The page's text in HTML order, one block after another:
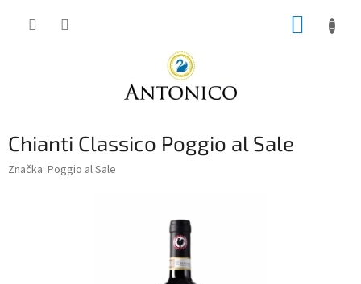
Chianti Classico Poggio al Sale
Značka: Poggio al Sale